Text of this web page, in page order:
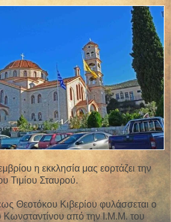
η εκκλησία μας εορτάζει την
Τιμίου Σταυρού.
Θεοτόκου Κιβερίου φυλάσσεται ο
από την Ι.Μ.Μ. του